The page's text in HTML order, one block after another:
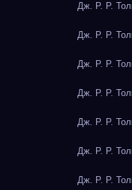
Дж. Р. Р.
Дж. Р. Р.
Дж. Р. Р.
Дж. Р. Р.
Дж. Р. Р.
Дж. Р. Р.
Дж. Р. Р.